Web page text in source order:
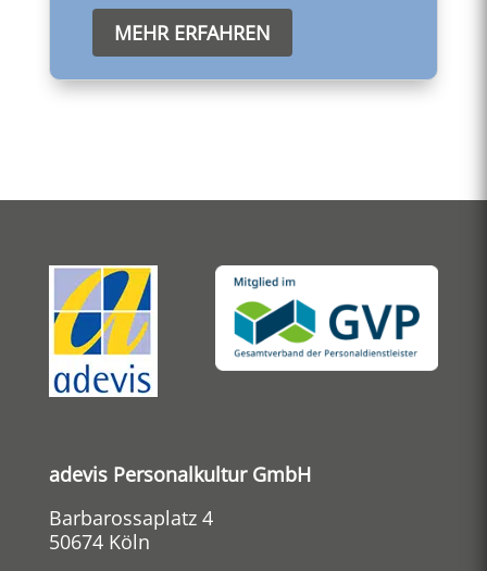
MEHR ERFAHREN
adevis Personalkultur GmbH
Barbarossaplatz 4
50674 Köln